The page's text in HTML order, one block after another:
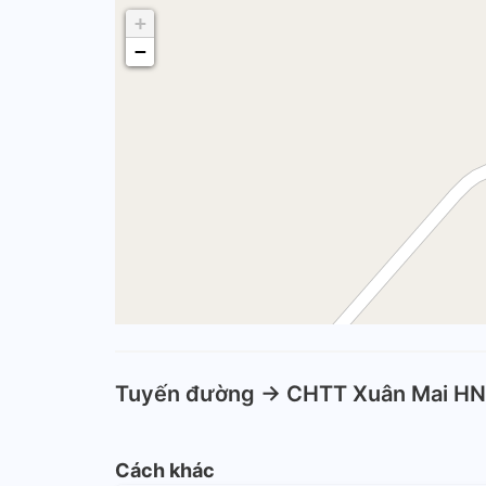
+
−
Tuyến đường -> CHTT Xuân Mai
Cách khác